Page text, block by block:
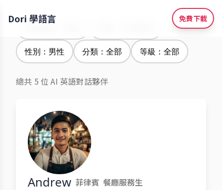
Dori 學語言 免費下載
性別：男性 分類：全部 等級：全部
總共 5 位 AI 英語對話夥伴
Andrew 菲律賓 餐廳服務生